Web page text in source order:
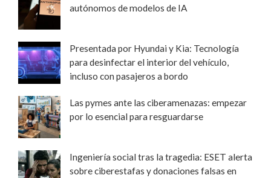
autónomos de modelos de IA
Presentada por Hyundai y Kia: Tecnología
para desinfectar el interior del vehículo,
incluso con pasajeros a bordo
Las pymes ante las ciberamenazas: empezar
por lo esencial para resguardarse
Ingeniería social tras la tragedia: ESET alerta
sobre ciberestafas y donaciones falsas en